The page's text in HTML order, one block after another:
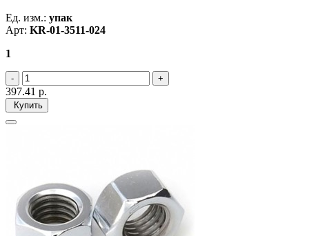
Ед. изм.: упак
Арт: KR-01-3511-024
1
397.41 р.
Купить